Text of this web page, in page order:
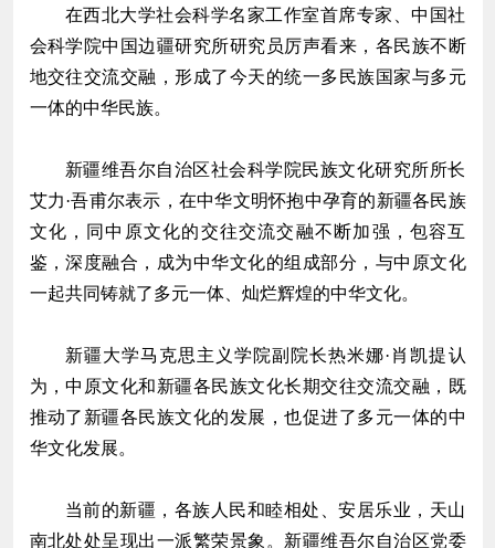
在西北大学社会科学名家工作室首席专家、中国社
会科学院中国边疆研究所研究员厉声看来，各民族不断
地交往交流交融，形成了今天的统一多民族国家与多元
一体的中华民族。
新疆维吾尔自治区社会科学院民族文化研究所所长
艾力·吾甫尔表示，在中华文明怀抱中孕育的新疆各民族
文化，同中原文化的交往交流交融不断加强，包容互
鉴，深度融合，成为中华文化的组成部分，与中原文化
一起共同铸就了多元一体、灿烂辉煌的中华文化。
新疆大学马克思主义学院副院长热米娜·肖凯提认
为，中原文化和新疆各民族文化长期交往交流交融，既
推动了新疆各民族文化的发展，也促进了多元一体的中
华文化发展。
当前的新疆，各族人民和睦相处、安居乐业，天山
南北处处呈现出一派繁荣景象。新疆维吾尔自治区党委